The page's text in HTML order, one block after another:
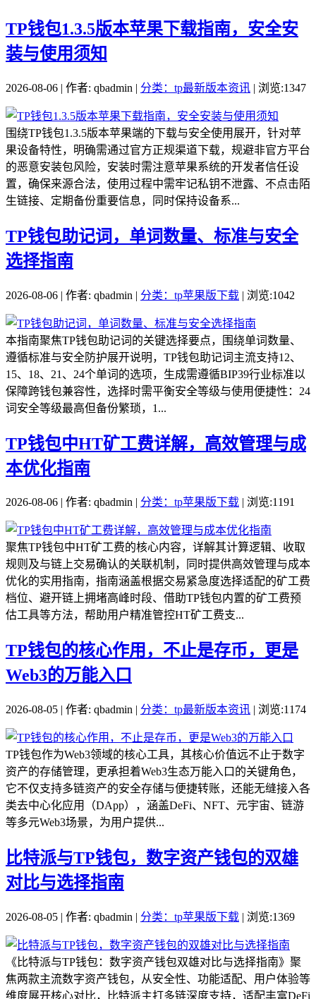
TP钱包1.3.5版本苹果下载指南，安全安
装与使用须知
2026-08-06 | 作者: qbadmin | 分类：tp最新版本资讯 | 浏览:1347
围绕TP钱包1.3.5版本苹果端的下载与安全使用展开，针对苹
果设备特性，明确需通过官方正规渠道下载，规避非官方平台
的恶意安装包风险，安装时需注意苹果系统的开发者信任设
置，确保来源合法，使用过程中需牢记私钥不泄露、不点击陌
生链接、定期备份重要信息，同时保持设备系...
TP钱包助记词，单词数量、标准与安全
选择指南
2026-08-06 | 作者: qbadmin | 分类：tp苹果版下载 | 浏览:1042
本指南聚焦TP钱包助记词的关键选择要点，围绕单词数量、
遵循标准与安全防护展开说明，TP钱包助记词主流支持12、
15、18、21、24个单词的选项，生成需遵循BIP39行业标准以
保障跨钱包兼容性，选择时需平衡安全等级与使用便捷性：24
词安全等级最高但备份繁琐，1...
TP钱包中HT矿工费详解，高效管理与成
本优化指南
2026-08-06 | 作者: qbadmin | 分类：tp苹果版下载 | 浏览:1191
聚焦TP钱包中HT矿工费的核心内容，详解其计算逻辑、收取
规则及与链上交易确认的关联机制，同时提供高效管理与成本
优化的实用指南，指南涵盖根据交易紧急度选择适配的矿工费
档位、避开链上拥堵高峰时段、借助TP钱包内置的矿工费预
估工具等方法，帮助用户精准管控HT矿工费支...
TP钱包的核心作用，不止是存币，更是
Web3的万能入口
2026-08-05 | 作者: qbadmin | 分类：tp最新版本资讯 | 浏览:1174
TP钱包作为Web3领域的核心工具，其核心价值远不止于数字
资产的存储管理，更承担着Web3生态万能入口的关键角色，
它不仅支持多链资产的安全存储与便捷转账，还能无缝接入各
类去中心化应用（DApp），涵盖DeFi、NFT、元宇宙、链游
等多元Web3场景，为用户提供...
比特派与TP钱包，数字资产钱包的双雄
对比与选择指南
2026-08-05 | 作者: qbadmin | 分类：tp苹果版下载 | 浏览:1369
《比特派与TP钱包：数字资产钱包双雄对比与选择指南》聚
焦两款主流数字资产钱包，从安全性、功能适配、用户体验等
维度展开核心对比，比特派主打多链深度支持，适配丰富DeFi